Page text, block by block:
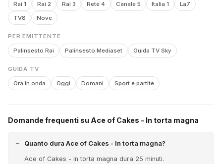
Rai 1 Rai 2 Rai 3 Rete 4 Canale 5 Italia 1
La7
TV8
Nove
PER EMITTENTE
Palinsesto Rai Palinsesto Mediaset Guida TV Sky
GUIDA TV
Ora in onda Oggi Domani Sport e partite
Domande frequenti su Ace of Cakes - In torta magna
Quanto dura Ace of Cakes - In torta magna?
Ace of Cakes - In torta magna dura 25 minuti.